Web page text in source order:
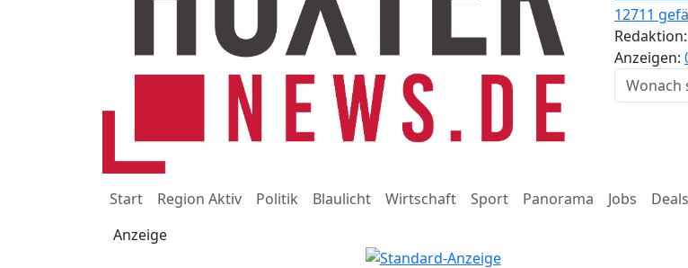
12711
Redaktion:
Anzeigen:
Start Region Aktiv Politik Blaulicht Wirtschaft Sport Panorama Jobs Deals
Anzeige